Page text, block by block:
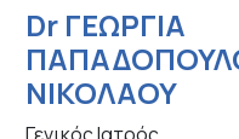
Dr ΓΕΩΡΓΙΑ
ΝΙΚΟΛΑΟΥ